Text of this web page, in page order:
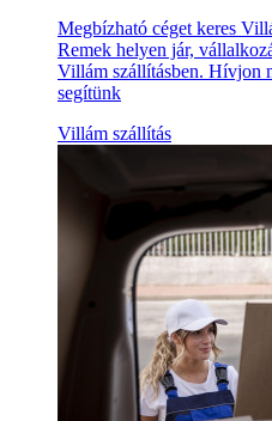
Megbízható céget keres
Remek helyen jár,
Villám szállításben. Hívjon
segítünk
Villám szállítás